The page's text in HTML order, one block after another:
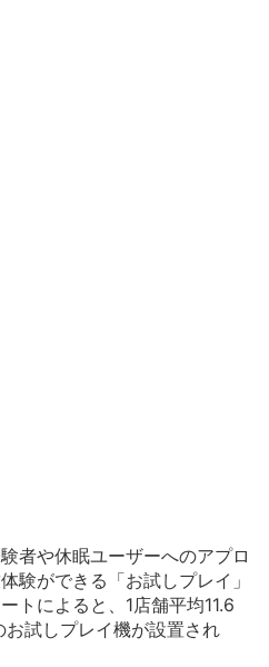
者や休眠ユーザーへのアプロ
験ができる「お試しプレイ」
トによると、1店舗平均11.6
試しプレイ機が設置され